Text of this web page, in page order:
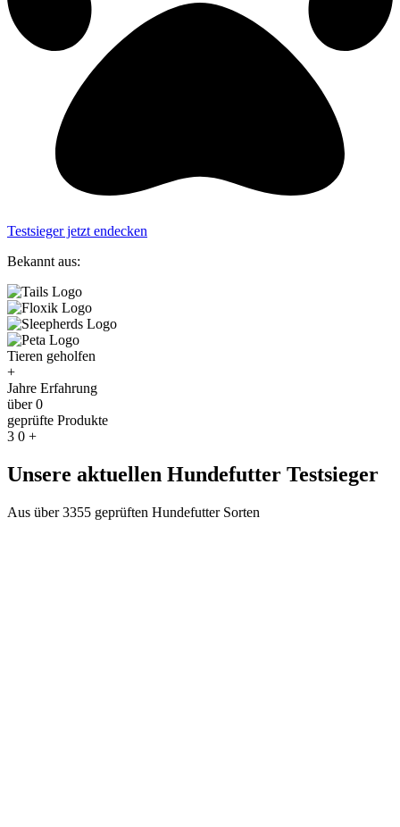
Testsieger jetzt endecken
Bekannt aus:
Tieren geholfen
+
Jahre Erfahrung
über 0
geprüfte Produkte
3 0 +
Unsere aktuellen Hundefutter Testsieger
Aus über 3355 geprüften Hundefutter Sorten